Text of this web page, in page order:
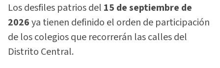
Los desfiles patrios del 15 de septiembre de
2026ya tienen definido el orden de participación
de los colegios que recorrerán las calles del
Distrito Central.